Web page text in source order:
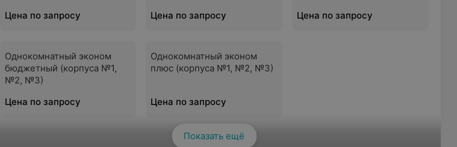
Цена по запросу
Цена по запросу
Цена по запросу
Однокомнатный эконом
бюджетный (корпуса №1,
№2, №3)
Цена по запросу
Однокомнатный эконом
плюс (корпуса №1, №2, №3)
Цена по запросу
Показать ещё